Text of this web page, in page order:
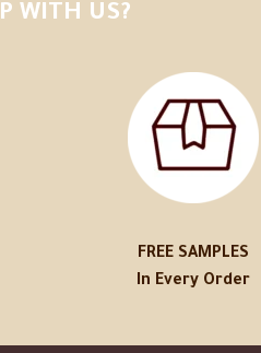
WITH US?
FREE SAMPLES
In Every Order